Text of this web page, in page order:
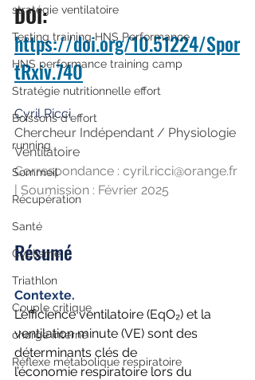
stratégie ventilatoire
Testing training HNS Performance
HNS performance training camp
Stratégie nutritionnelle effort
Boissons d'effort
running
Sommeil
Récupération
Santé
Cyclisme
Triathlon
Couple critique
charge interne
Réflexe métabolique respiratoire
DOI:
https://doi.org/10.51224/Spor
tRxiv.740
Cyril Ricci
Chercheur Indépendant / Physiologie
Ventilatoire
Correspondance : cyril.ricci@orange.fr
| Soumission : Février 2025
Résumé
Contexte.
L’efficience ventilatoire (EqO₂) et la
ventilation minute (VE) sont des
déterminants clés de
l’économie respiratoire lors du